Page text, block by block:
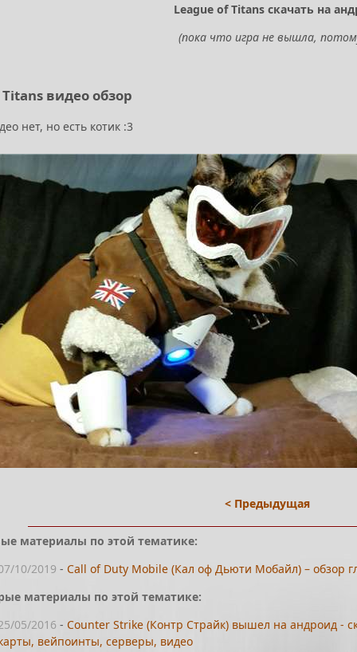
League of Titans скачать на
(пока что игра не вышла,
видео обзор
нет, но есть котик :3
< Предыдущая
материалы по этой тематике:
10/2019 - Call of Duty Mobile (Кал оф Дьюти Мобайл) – обзор
материалы по этой тематике:
05/2016 - Counter Strike (Контр Страйк) вышел на андроид -
вейпоинты, серверы, видео